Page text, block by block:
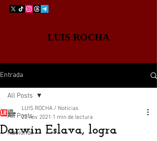
LUIS ROCHA
Entrada
All Posts
Nacional
All Posts
Darwin Eslava, logra
LUIS ROCHA / Noticias
22 nov 2021 1 min de lectura